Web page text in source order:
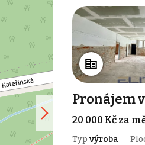
Pronájem
20 000 Kč za
Typ výroba